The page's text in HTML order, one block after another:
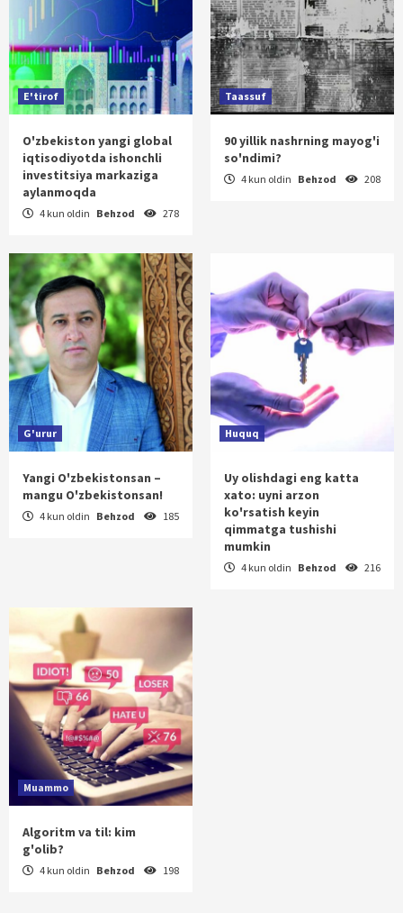
E'tirof
O'zbekiston yangi global
iqtisodiyotda ishonchli
investitsiya markaziga
aylanmoqda
4 kun oldin Behzod 278
Taassuf
90 yillik nashrning mayog'i
so'ndimi?
4 kun oldin Behzod 208
G'urur
Yangi O'zbekistonsan –
mangu O'zbekistonsan!
4 kun oldin Behzod 185
Huquq
Uy olishdagi eng katta
xato: uyni arzon
ko'rsatish keyin
qimmatga tushishi
mumkin
4 kun oldin Behzod 216
Muammo
Algoritm va til: kim
g'olib?
4 kun oldin Behzod 198